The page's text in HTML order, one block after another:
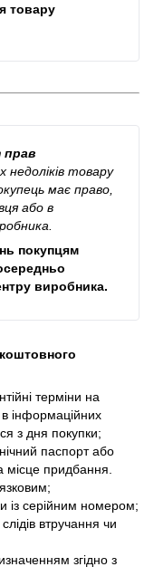
товару
прав
недоліків товару
має право,
або в
покупцям
виробника.
терміни на
в інформаційних
з дня покупки;
паспорт або
місце придбання.
із серійним номером;
втручання чи
згідно з